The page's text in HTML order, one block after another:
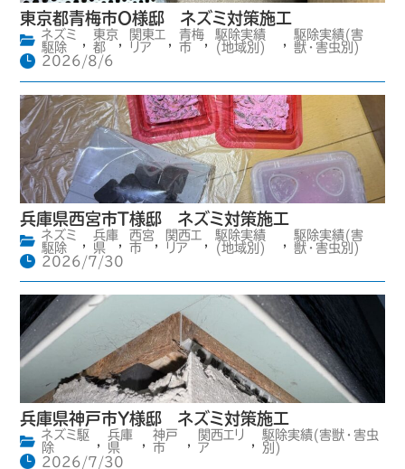
東京都青梅市O様邸 ネズミ対策施工
ネズミ
駆除
東京
都
関東エ
リア
青梅
市
駆除実績
(地域別)
駆除実績(害
獣・害虫別)
2026/8/6
兵庫県西宮市T様邸 ネズミ対策施工
ネズミ
駆除
兵庫
県
,
西宮
市
関西エ
リア
駆除実績
(地域別)
駆除実績(害
獣・害虫別)
2026/7/30
兵庫県神戸市Y様邸 ネズミ対策施工
ネズミ駆
除
,
兵庫
県
,
神戸
市
,
関西エリ
ア
,
駆除実績(害獣・害虫
別)
2026/7/30